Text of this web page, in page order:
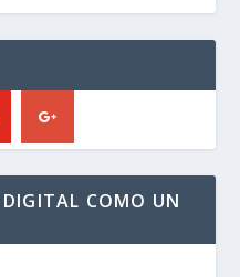
COMO UN